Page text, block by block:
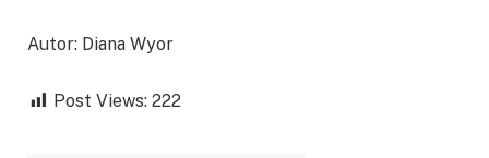
Autor: Diana Wyor
Post Views: 222